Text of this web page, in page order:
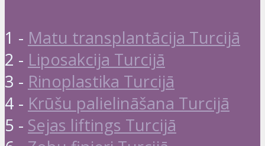
1 - Matu transplantācija Turcijā
2 - Liposakcija Turcijā
3 - Rinoplastika Turcijā
4 - Krūšu palielināšana Turcijā
5 - Sejas liftings Turcijā